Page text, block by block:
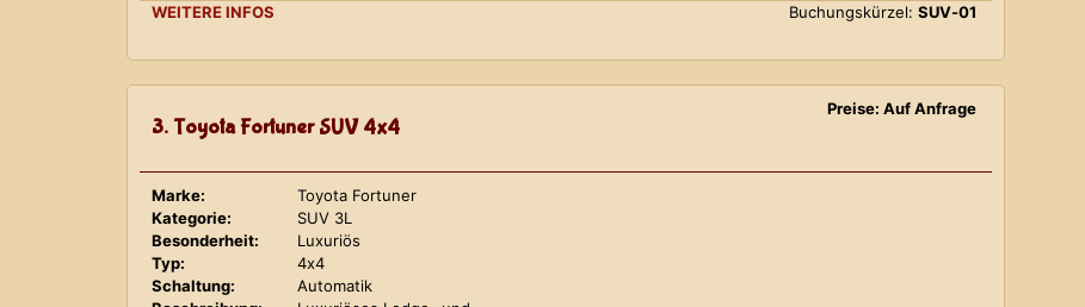
WEITERE INFOS
Buchungskürzel: SUV-01
3. Toyota Fortuner SUV 4x4
Preise: Auf Anfrage
Marke:
Toyota Fortuner
Kategorie:
SUV 3L
Besonderheit:
Luxuriös
Typ:
4x4
Schaltung:
Automatik